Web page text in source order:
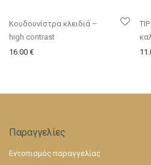
Κουδουνίστρα κλειδιά –
high contrast
16.00 €
Παραγγελίες
Εντοπισμός παραγγελίας